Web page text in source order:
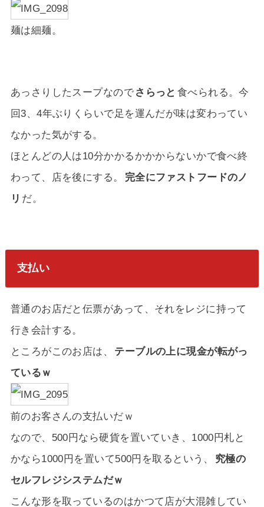
麺は細麺。
あっさりしたスープなので さらっと 食べられる。今
回3、4年ぶりくらいで足を運んだが味は変わってい
なかった気がする。
ほとんどの人は10分かかるかかからないかで食べ終
わって、店を後にする。
完全にファストフードのノ
リ だ。
支払い
普通のお店だと伝票があって、それをレジに持って
行き会計する。
ところがこのお店は、
テーブルの上に現金が転がっ
ているｗ
前のお客さんの支払いだｗ
なので、500円なら硬貨を置いていき、1000円札と
かなら1000円を置いて500円を取るという、
究極の
セルフレジシステムだｗ
こんな形を取っているのはかつて店が大混雑してい